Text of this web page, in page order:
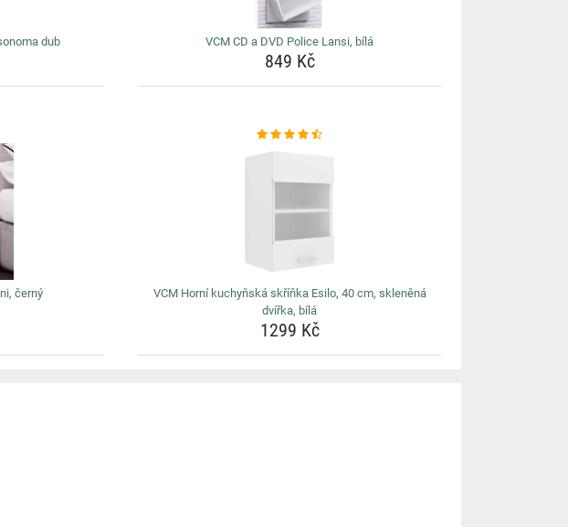
dub VCM CD a DVD Police Lansi, bílá
849 Kč
černý
VCM Horní kuchyňská skříňka Esilo, 40 cm, skleněná
dvířka, bílá
1299 Kč